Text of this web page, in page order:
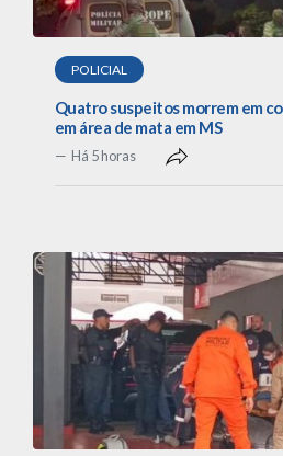
POLICIAL
Quatro suspeitos morrem em
em área de mata em MS
Há 5 horas